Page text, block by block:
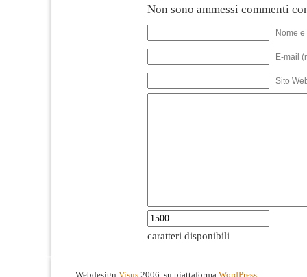
Non sono ammessi commenti
Nome
E-mail
Sito
caratteri disponibili
Webdesign Visus 2006, su piattaforma WordPress